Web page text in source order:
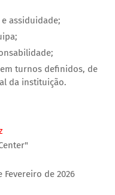
assiduidade;
turnos definidos, de
da instituição.
Fevereiro de 2026